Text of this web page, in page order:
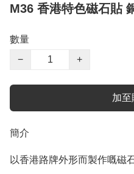
M36 香港特色磁石貼
數量
−
+
加至
簡介
以香港路牌外形而製作嘅磁